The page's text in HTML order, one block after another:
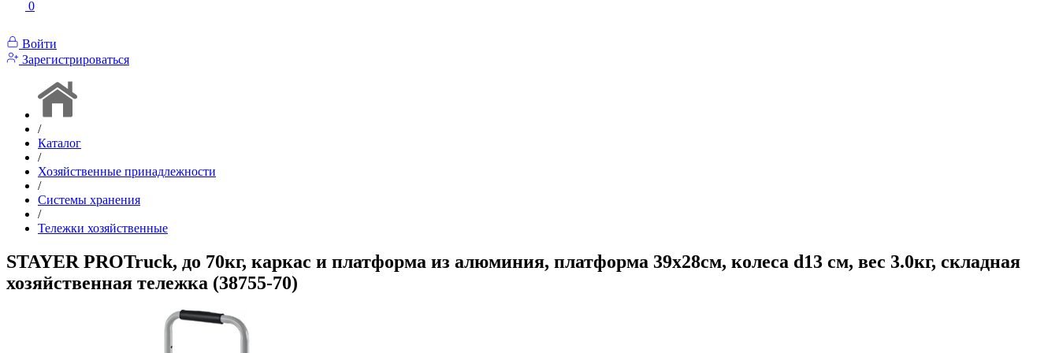
0
Войти
Зарегистрироваться
/
Каталог
/
Хозяйственные принадлежности
/
Системы хранения
/
Тележки хозяйственные
STAYER PROTruck, до 70кг, каркас и платформа из алюминия, платформа 39х28см, колеса d13 см, вес 3.0кг, складная
хозяйственная тележка (38755-70)